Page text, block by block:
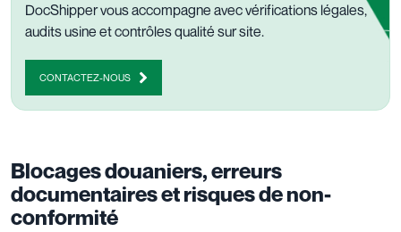
DocShipper vous accompagne avec vérifications légales,
audits usine et contrôles qualité sur site.
CONTACTEZ-NOUS
Blocages douaniers, erreurs
documentaires et risques de non-
conformité